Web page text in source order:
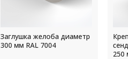
Крепление трубы на
сендвич панель диаметр